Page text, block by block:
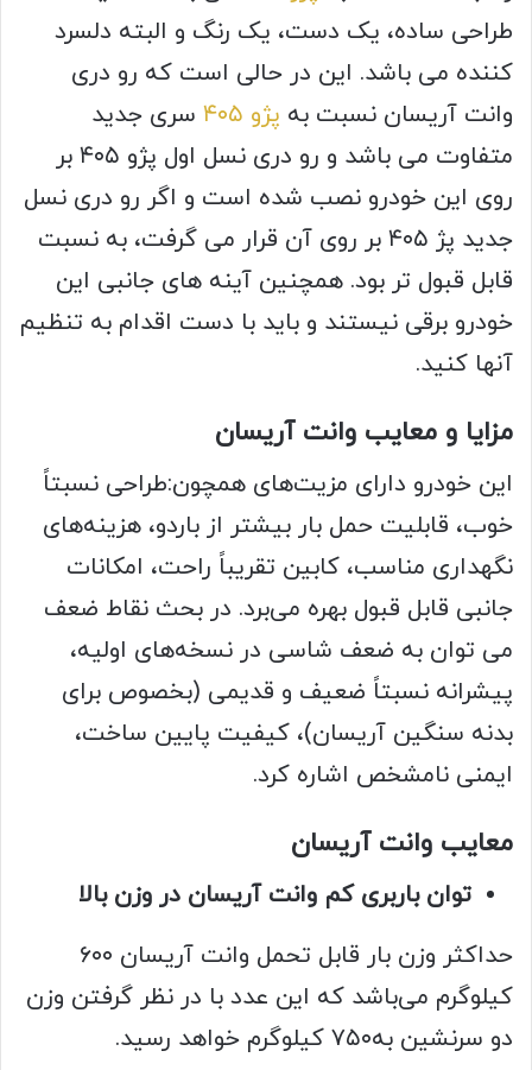
طراحی ساده، یک دست، یک رنگ و البته دلسرد
کننده می باشد. این در حالی است که رو دری
وانت آریسان نسبت به پژو ۴۰۵
سری جدید
متفاوت می باشد و رو دری نسل اول پژو ۴۰۵ بر
روی این خودرو نصب شده است و اگر رو دری نسل
جدید پژ ۴۰۵ بر روی آن قرار می گرفت، به نسبت
قابل قبول تر بود. همچنین آینه های جانبی این
خودرو برقی نیستند و باید با دست اقدام به تنظیم
آنها کنید.
مزایا و معایب وانت آریسان
این خودرو دارای مزیت‌های همچون:طراحی نسبتاً
خوب، قابلیت حمل بار بیشتر از باردو، هزینه‌های
نگهداری مناسب، کابین تقریباً راحت، امکانات
جانبی قابل قبول بهره می‌برد. در بحث نقاط ضعف
می توان به ضعف شاسی در نسخه‌های اولیه،
پیشرانه نسبتاً ضعیف و قدیمی (بخصوص برای
بدنه سنگین آریسان)، کیفیت پایین ساخت،
ایمنی نامشخص اشاره کرد.
معایب وانت آریسان
توان باربری کم وانت آریسان در وزن بالا
حداکثر وزن بار قابل تحمل وانت آریسان ۶۰۰
کیلوگرم می‌باشد که این عدد با در نظر گرفتن وزن
دو سرنشین به۷۵۰ کیلوگرم خواهد رسید.